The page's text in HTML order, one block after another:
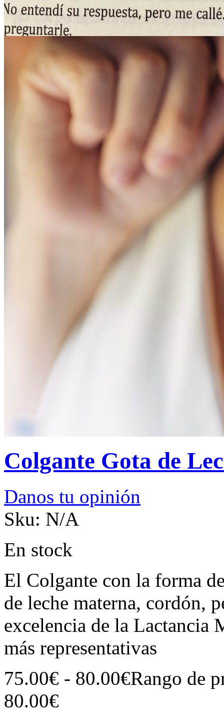
Colgante Gota de
Danos tu opinión
Sku: N/A
En stock
El Colgante con la forma
de leche materna,
excelencia de la Lactancia
más representativas
75.00€ - 80.00€Rango de
80.00€